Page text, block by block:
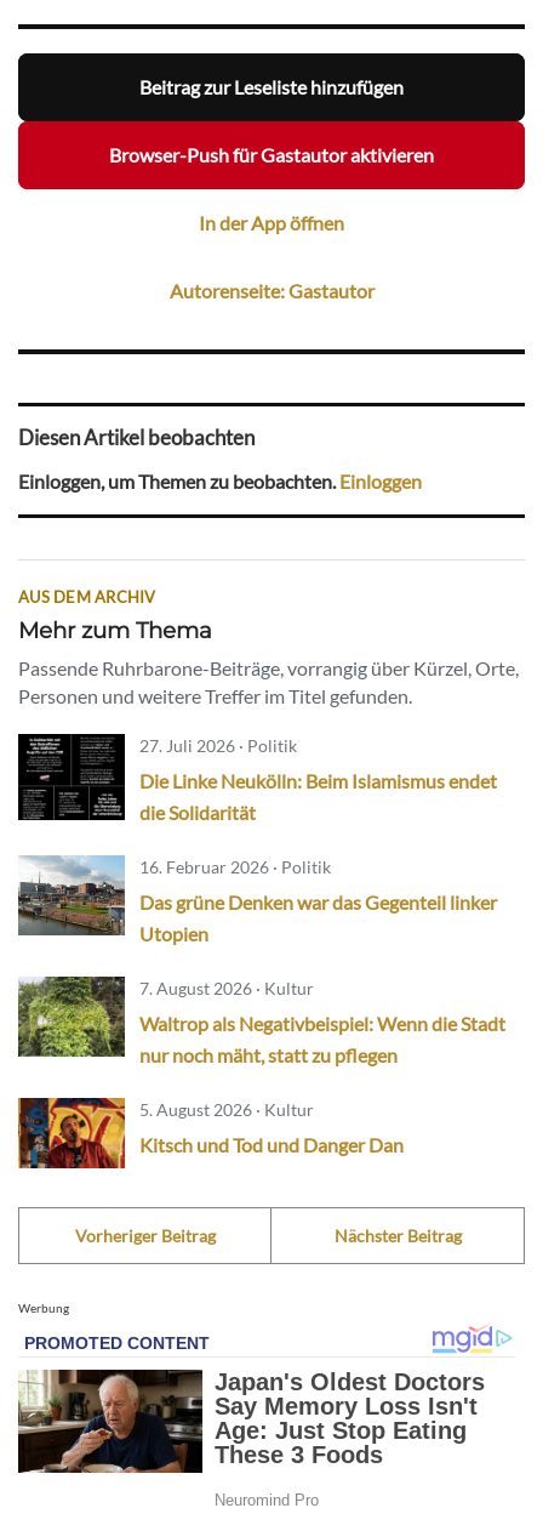
Beitrag zur Leseliste hinzufügen
Browser-Push für Gastautor aktivieren
In der App öffnen
Autorenseite: Gastautor
Diesen Artikel beobachten
Einloggen, um Themen zu beobachten.Einloggen
AUS DEM ARCHIV
Mehr zum Thema
Passende Ruhrbarone-Beiträge, vorrangig über Kürzel, Orte,
Personen und weitere Treffer im Titel gefunden.
27. Juli 2026 · Politik
Die Linke Neukölln: Beim Islamismus endet
die Solidarität
16. Februar 2026 · Politik
Das grüne Denken war das Gegenteil linker
Utopien
7. August 2026 · Kultur
Waltrop als Negativbeispiel: Wenn die Stadt
nur noch mäht, statt zu pflegen
5. August 2026 · Kultur
Kitsch und Tod und Danger Dan
Vorheriger Beitrag Nächster Beitrag
Werbung